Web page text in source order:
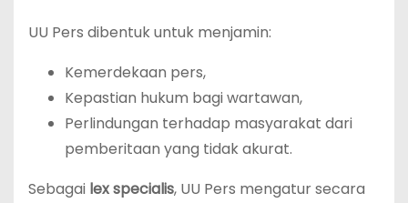
UU Pers dibentuk untuk menjamin:
Kemerdekaan pers,
Kepastian hukum bagi wartawan,
Perlindungan terhadap masyarakat dari
pemberitaan yang tidak akurat.
Sebagai lex specialis, UU Pers mengatur secara